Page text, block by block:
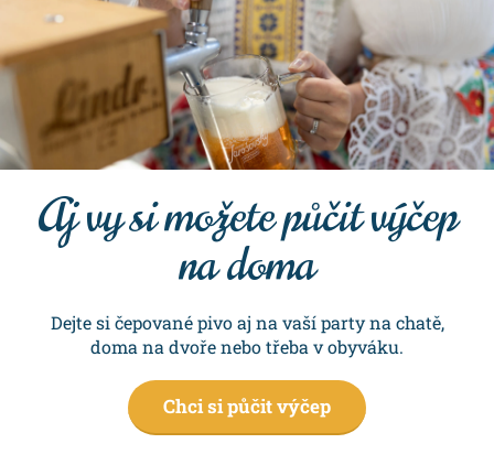
Aj vy si možete půčit výčep
na doma
Dejte si čepované pivo aj na vaší party na chatě,
doma na dvoře nebo třeba v obyváku.
Chci si půčit výčep